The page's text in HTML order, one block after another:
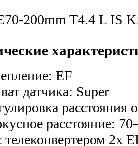
EF
датчика: Super
расстояния
расстояние:
телеконвертером 2x